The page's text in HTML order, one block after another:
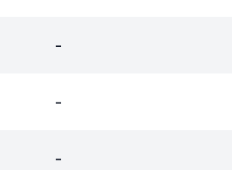
-
-
-